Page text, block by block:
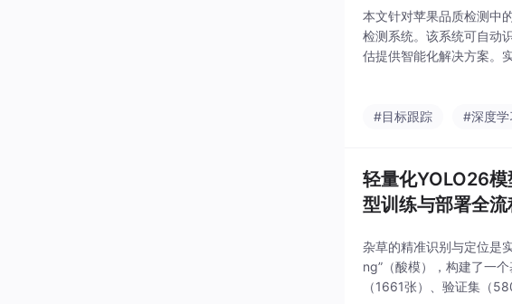
本文针对苹果品质检测中
检测系统。该系统可自动
估提供智能化解决方案。
#目标跟踪 #深度学
轻量化YOLO26
型训练与部署全流
杂草的精准识别与定位是
ng”（酸模），构建了一
（1661张）、验证集（